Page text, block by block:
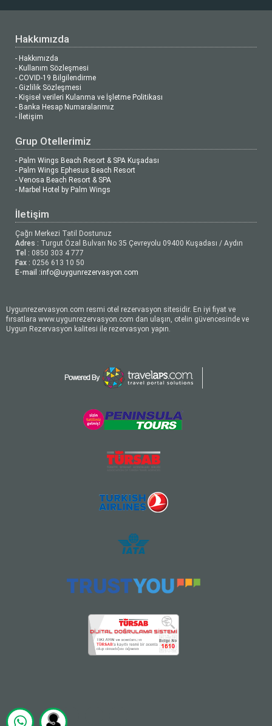
Hakkımızda
- Hakkımızda
- Kullanım Sözleşmesi
- COVID-19 Bilgilendirme
- Gizlilik Sözleşmesi
- Kişisel verileri Kulanma ve İşletme Politikası
- Banka Hesap Numaralarımız
- İletişim
Grup Otellerimiz
- Palm Wings Beach Resort & SPA Kuşadası
- Palm Wings Ephesus Beach Resort
- Venosa Beach Resort & SPA
- Marbel Hotel by Palm Wings
İletişim
Çağrı Merkezi Tatil Dostunuz
Adres : Turgut Özal Bulvarı No 35 Çevreyolu 09400 Kuşadası / Aydın
Tel : 0850 303 4 777
Fax : 0256 613 10 50
E-mail :info@uygunrezervasyon.com
Uygunrezervasyon.com resmi otel rezervasyon sitesidir. En iyi fiyat ve
fırsatlara www.uygunrezervasyon.com dan ulaşın, otelin güvencesinde ve
Uygun Rezervasyon kalitesi ile rezervasyon yapın.